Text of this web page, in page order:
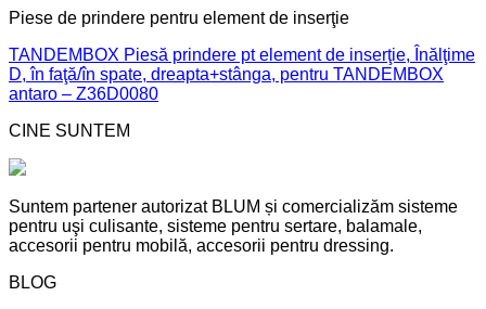
Piese de prindere pentru element de inserţie
TANDEMBOX Piesă prindere pt element de inserţie, Înălţime
D, în faţă/în spate, dreapta+stânga, pentru TANDEMBOX
antaro – Z36D0080
CINE SUNTEM
Suntem partener autorizat BLUM și comercializăm sisteme
pentru uşi culisante, sisteme pentru sertare, balamale,
accesorii pentru mobilă, accesorii pentru dressing.
BLOG